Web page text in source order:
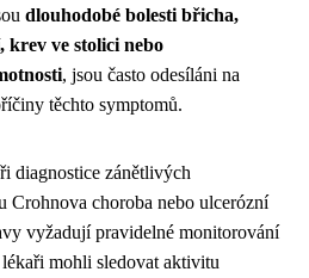
dlouhodobé bolesti břicha,
krev ve stolici nebo
, jsou často odesíláni na
těchto symptomů.
diagnostice zánětlivých
Crohnova choroba nebo ulcerózní
vyžadují pravidelné monitorování
mohli sledovat aktivitu